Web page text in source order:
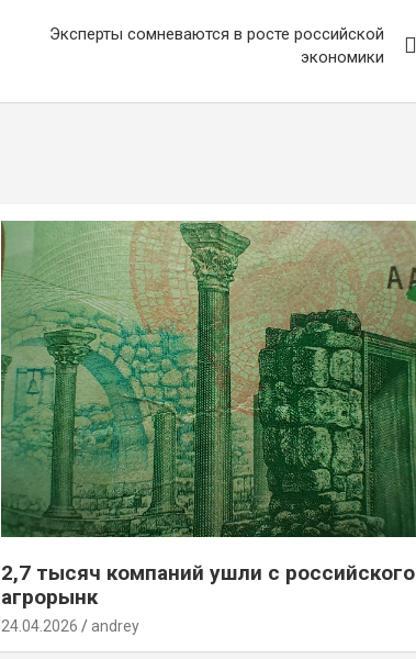
Эксперты сомневаются в росте российской
экономики
2,7 тысяч компаний ушли с российского
агрорынк
24.04.2026 andrey